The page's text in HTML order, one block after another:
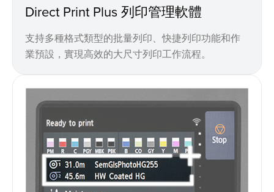
Direct Print Plus 列印管理軟體
支持多種格式類型的批量列印、快捷列印功能和作
業預設，實現高效的大尺寸列印工作流程。